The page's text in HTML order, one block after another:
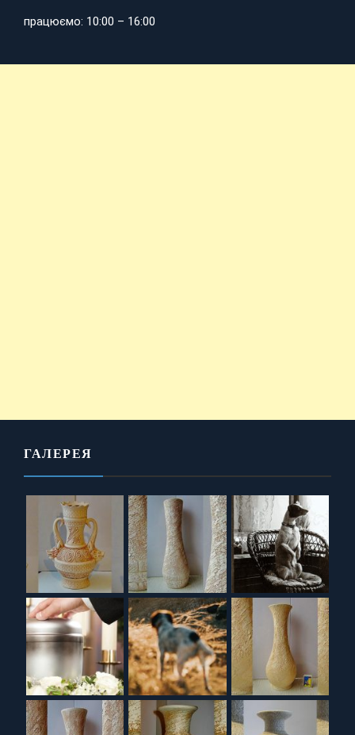
працюємо: 10:00 – 16:00
ГАЛЕРЕЯ